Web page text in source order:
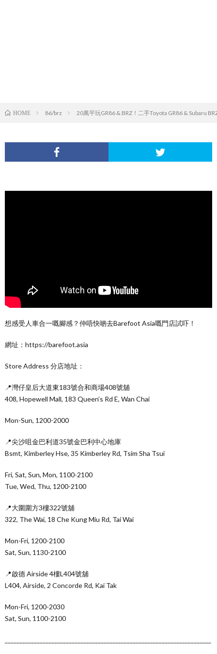
HOME 86/brz 20萬平玩GR86 & BRZ！二手Toyota GR86 & Subaru
想感受人車合一嘅腳感？仲唔快啲去Barefoot Asia嘅門店試吓！
網址：https://barefoot.asia
Store Address 分店地址：
📍灣仔皇后大道東183號合和商場408號舖
408, Hopewell Mall, 183 Queen’s Rd E, Wan Chai
Mon-Sun, 1200-2000
📍尖沙咀金巴利道35號金巴利中心地庫
Bsmt, Kimberley Hse, 35 Kimberley Rd, Tsim Sha Tsui
Fri, Sat, Sun, Mon, 1100-2100
Tue, Wed, Thu, 1200-2100
📍大圍圍方3樓322號舖
322, The Wai, 18 Che Kung Miu Rd, Tai Wai
Mon-Fri, 1200-2100
Sat, Sun, 1130-2100
📍啟德 Airside 4樓L404號舖
L404, Airside, 2 Concorde Rd, Kai Tak
Mon-Fri, 1200-2030
Sat, Sun, 1100-2100